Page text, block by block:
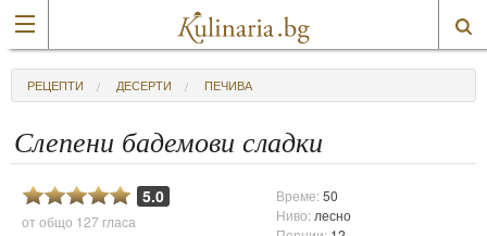
РЕЦЕПТИ ДЕСЕРТИ ПЕЧИВА
Слепени бадемови сладки
5.0
от общо 127 гласа
Време:50
Ниво: лесно